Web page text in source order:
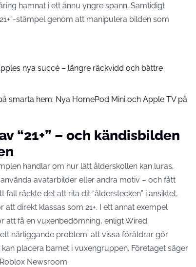
hamnat i ett ännu yngre spann. Samtidigt
stämpel genom att manipulera bilden som
nya succé – längre räckvidd och bättre
smarta hem: Nya HomePod Mini och Apple TV på
“21+” – och kändisbilden
handlar om hur lätt ålderskollen kan luras.
avatarbilder eller andra motiv – och fått
räckte det att rita dit “ålderstecken” i ansiktet,
direkt klassas som 21+. I ett annat exempel
att få en vuxenbedömning, enligt Wired.
närliggande problem: att vissa föräldrar gör
placera barnet i vuxengruppen. Företaget säger
Roblox Newsroom.